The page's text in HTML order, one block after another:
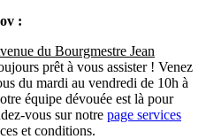
:
du Bourgmestre Jean
prêt à vous assister ! Venez
du mardi au vendredi de 10h à
équipe dévouée est là pour
vous sur notre page services
et conditions.